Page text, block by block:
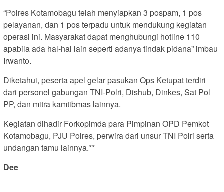
“Polres Kotamobagu telah menyiapkan 3 pospam, 1 pos
pelayanan, dan 1 pos terpadu untuk mendukung kegiatan
operasi ini. Masyarakat dapat menghubungi hotline 110
apabila ada hal-hal lain seperti adanya tindak pidana” imbau
Irwanto.
Diketahui, peserta apel gelar pasukan Ops Ketupat terdiri
dari personel gabungan TNI-Polri, Dishub, Dinkes, Sat Pol
PP, dan mitra kamtibmas lainnya.
Kegiatan dihadir Forkopimda para Pimpinan OPD Pemkot
Kotamobagu, PJU Polres, perwira dari unsur TNI Polri serta
undangan tamu lainnya.**
Dee